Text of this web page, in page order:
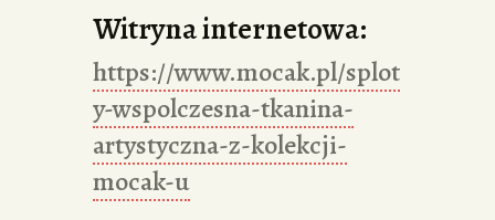
Witryna internetowa:
https://www.mocak.pl/splot
y-wspolczesna-tkanina-
artystyczna-z-kolekcji-
mocak-u